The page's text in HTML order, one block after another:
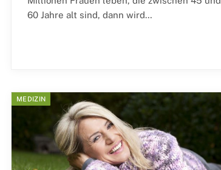
60 Jahre alt sind, dann wird…
MEDIZIN